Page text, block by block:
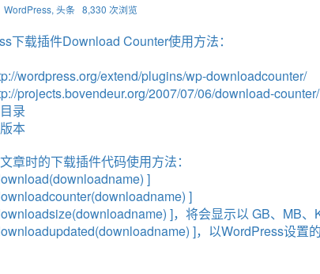
WordPress, 头条8,330 次浏览
下载插件Download Counter使用方法：
wordpress.org/extend/plugins/wp-downloadcounter/
projects.bovendeur.org/2007/07/06/download-counter/
录
本
章时的下载插件代码使用方法：
]
]
]，将会显示以 GB、MB、
]，以WordPress设置